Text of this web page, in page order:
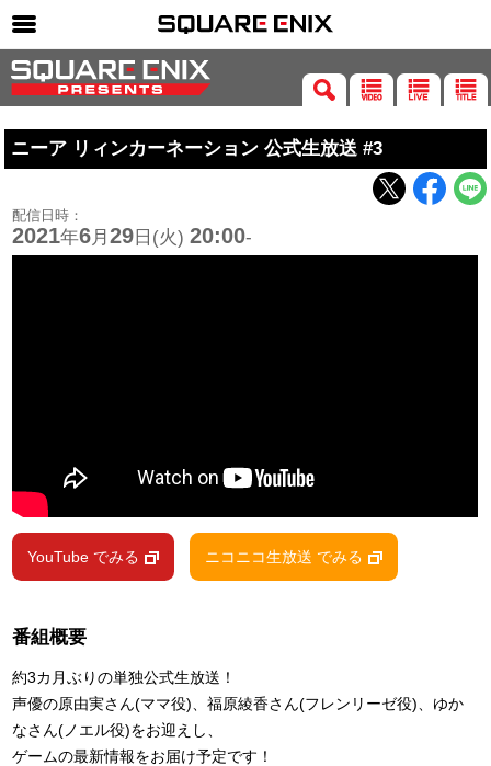
SQUARE ENIX 公式サイトメニュー
マガジン＆ブックス
グッズ
SQUARE ENIX サイト内検索
ニーア リィンカーネーション 公式生放送 #3
配信日時：
2021年6月29 日(火)20:00-
YouTube でみる ニコニコ生放送 でみる
番組概要
約3カ月ぶりの単独公式生放送！
声優の原由実さん(ママ役)、福原綾香さん(フレンリーゼ役)、ゆか
なさん(ノエル役)をお迎えし、
ゲームの最新情報をお届け予定です！